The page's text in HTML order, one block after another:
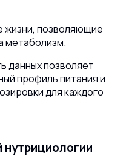
жизни, позволяющие
метаболизм.
данных позволяет
профиль питания и
для каждого
нутрициологии